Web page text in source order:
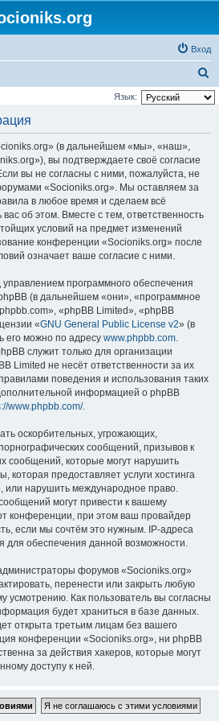
Вход
о
Язык:
(в дальнейшем «мы», «наш»,
вы подтверждаете своё согласие
вы не согласны с ними, пожалуйста, не
«Socioniks.org». Мы оставляем за
в любое время и сделаем всё
об этом. Вместе с тем, ответственность
условий на предмет изменений
конференции «Socioniks.org» после
означает ваше согласие с ними.
программного обеспечения
(в дальнейшем «они», «программное
«phpBB Limited», «phpBB
«GNU General Public License v2» (в
его можно по адресу www.phpbb.com.
служит только для организации
Limited не несёт ответственности за их
поведения и использования таких
информацией о phpBB
www.phpbb.com/.
оскорбительных, угрожающих,
сообщений, призывов к
сообщений, которые могут нарушить
которая предоставляет услуги хостинга
или нарушить международное право.
могут привести к вашему
конференции, при этом ваш провайдер
если мы сочтём это нужным. IP-адреса
для обеспечения данной возможности.
форумов «Socioniks.org»
перенести или закрыть любую
усмотрению. Как пользователь вы согласны
будет храниться в базе данных.
открыта третьим лицам без вашего
конференции «Socioniks.org», ни phpBB
за действия хакеров, которые могут
доступу к ней.